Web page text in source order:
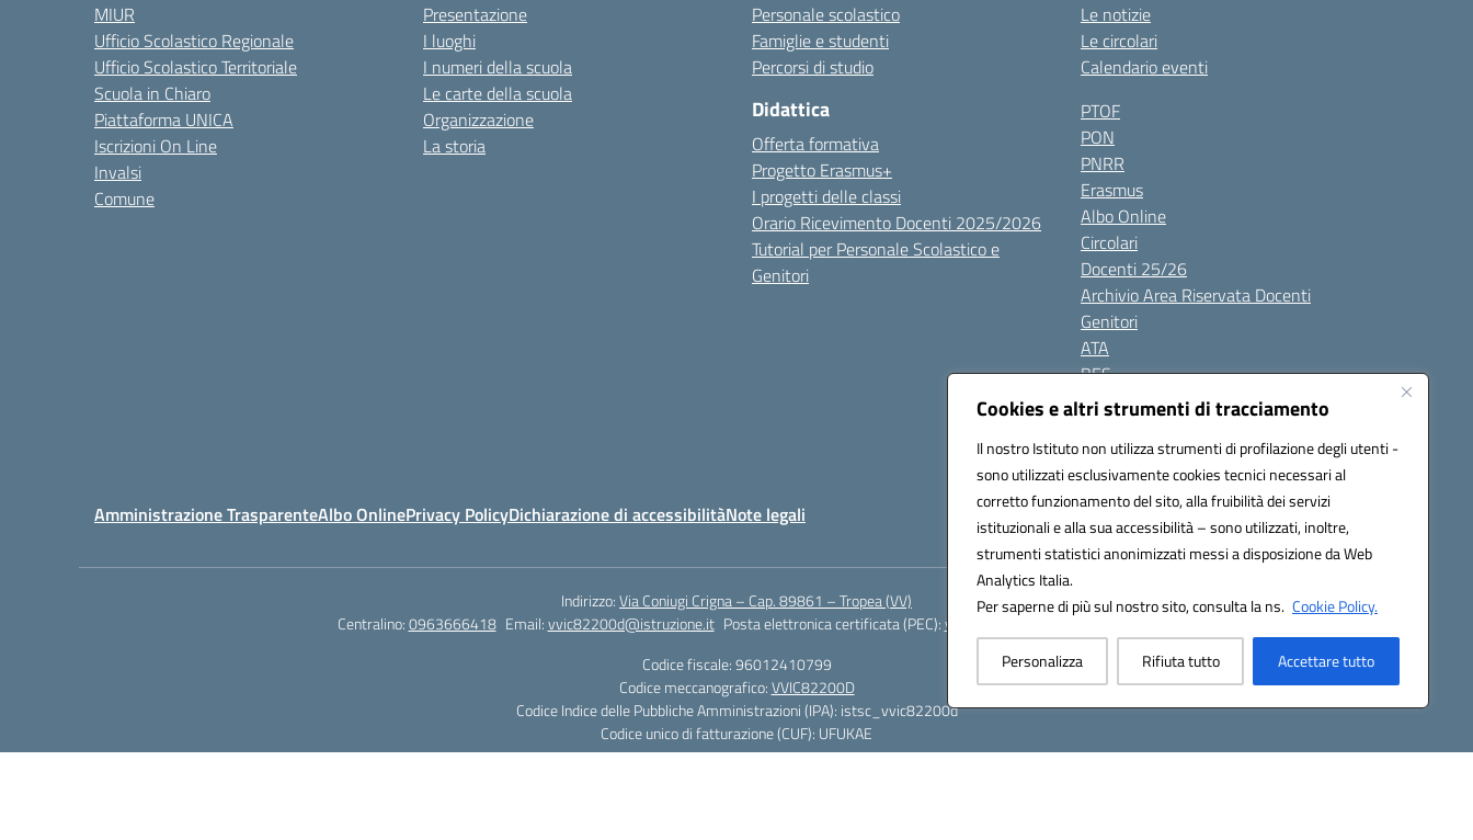
Cookies e altri strumenti di tracciamento
Il nostro Istituto non utilizza strumenti di profilazione degli utenti -
sono utilizzati esclusivamente cookies tecnici necessari al
corretto funzionamento del sito, alla fruibilità dei servizi
istituzionali e alla sua accessibilità – sono utilizzati, inoltre,
strumenti statistici anonimizzati messi a disposizione da Web
Analytics Italia.
Per saperne di più sul nostro sito, consulta la ns. Cookie Policy.
Personalizza Rifiuta tutto Accettare tutto
MIUR
Ufficio Scolastico Regionale
Ufficio Scolastico Territoriale
Scuola in Chiaro
Piattaforma UNICA
Iscrizioni On Line
Invalsi
Comune
Presentazione
I luoghi
I numeri della scuola
Le carte della scuola
Organizzazione
La storia
Personale scolastico
Famiglie e studenti
Percorsi di studio
Didattica
Offerta formativa
Progetto Erasmus+
I progetti delle classi
Orario Ricevimento Docenti 2025/2026
Tutorial per Personale Scolastico e
Genitori
Le notizie
Le circolari
Calendario eventi
PTOF
PON
PNRR
Erasmus
Albo Online
Circolari
Docenti 25/26
Archivio Area Riservata Docenti
Genitori
ATA
BES
Modulistica
Gallery
Amministrazione TrasparenteAlbo OnlinePrivacy PolicyDichiarazione di accessibilitàNote legali
Indirizzo:Via Coniugi Crigna – Cap. 89861 – Tropea (VV)
Centralino:0963666418 Email:vvic82200d@istruzione.it Posta elettronica certificata (PEC):vvic82200d@pec.istruzione.it
Codice fiscale: 96012410799
Codice meccanografico:VVIC82200D
Codice Indice delle Pubbliche Amministrazioni (IPA): istsc_vvic82200d
Codice unico di fatturazione (CUF): UFUKAE